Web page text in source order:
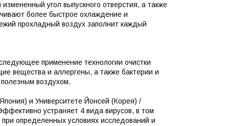
угол выпускного отверстия, а также
более быстрое охлаждение и
прохладный воздух заполнит каждый
применение технологии очистки
вещества и аллергены, а также бактерии и
воздухом.
и Университете Йонсей (Корея) /
устраняет 4 вида вирусов, в том
определенных условиях исследований и